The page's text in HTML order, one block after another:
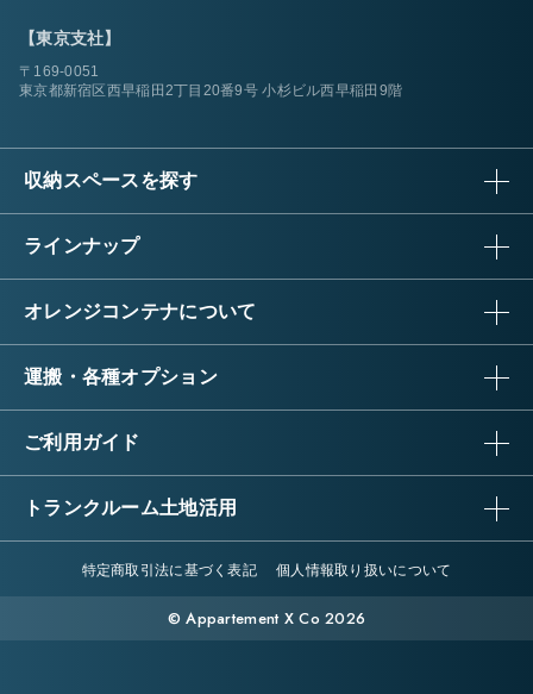
【東京支社】
〒169-0051
東京都新宿区西早稲田2丁目20番9号 小杉ビル西早稲田9階
収納スペースを探す
ラインナップ
オレンジコンテナについて
運搬・各種オプション
ご利用ガイド
トランクルーム土地活用
特定商取引法に基づく表記 個人情報取り扱いについて
© Appartement X Co 2026